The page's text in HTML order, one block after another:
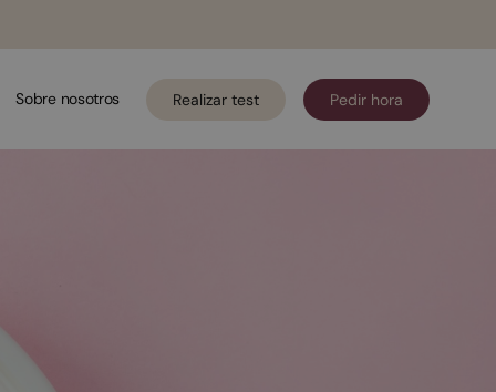
Sobre nosotros Realizar test Pedir hora